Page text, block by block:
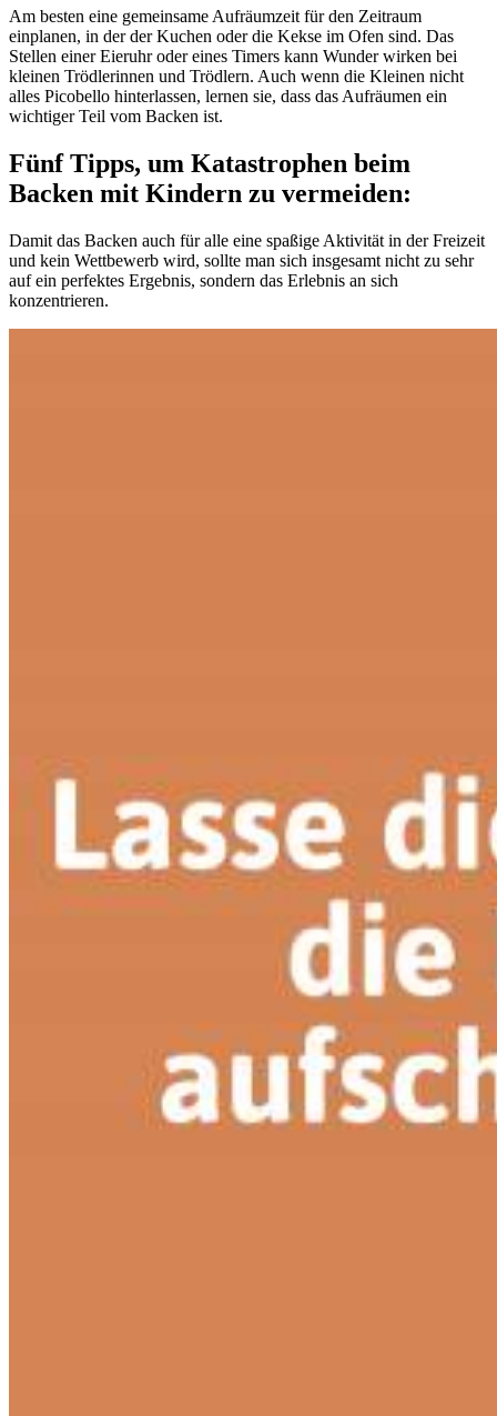
Am besten eine gemeinsame Aufräumzeit für den Zeitraum
einplanen, in der der Kuchen oder die Kekse im Ofen sind. Das
Stellen einer Eieruhr oder eines Timers kann Wunder wirken bei
kleinen Trödlerinnen und Trödlern. Auch wenn die Kleinen nicht
alles Picobello hinterlassen, lernen sie, dass das Aufräumen ein
wichtiger Teil vom Backen ist.
Fünf Tipps, um Katastrophen beim
Backen mit Kindern zu vermeiden:
Damit das Backen auch für alle eine spaßige Aktivität in der Freizeit
und kein Wettbewerb wird, sollte man sich insgesamt nicht zu sehr
auf ein perfektes Ergebnis, sondern das Erlebnis an sich
konzentrieren.